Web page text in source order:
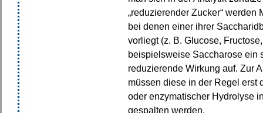
„reduzierender Zucker“
bei denen einer ihrer
vorliegt (z. B. Glucose,
beispielsweise Saccharose ein
reduzierende Wirkung auf. Zur
müssen diese in der Regel erst
oder enzymatischer Hydrolyse
gespalten werden.